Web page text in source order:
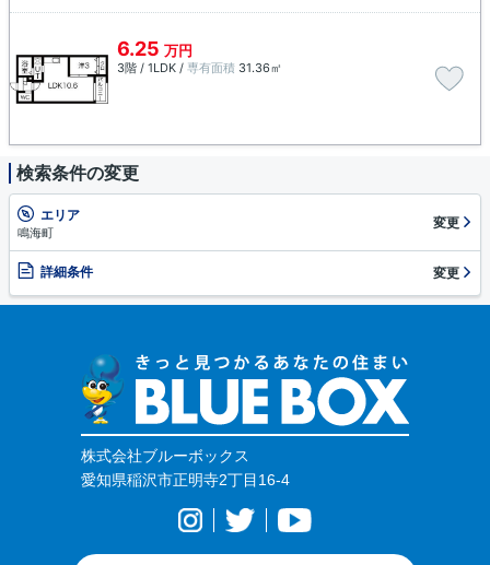
6.25 万円
3階 / 1LDK / 専有面積 31.36㎡
検索条件の変更
エリア
鳴海町
変更
詳細条件 変更
株式会社ブルーボックス
愛知県稲沢市正明寺2丁目16-4